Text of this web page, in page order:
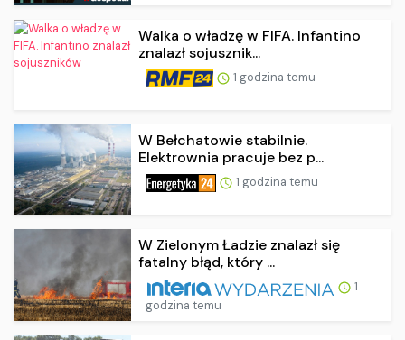
Walka o władzę w FIFA. Infantino
znalazł sojusznik...
1 godzina temu
W Bełchatowie stabilnie.
Elektrownia pracuje bez p...
1 godzina temu
W Zielonym Ładzie znalazł się
fatalny błąd, który ...
1
godzina temu